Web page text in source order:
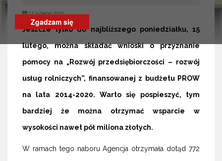
Zgadzam się
12 lutego 2021
Jeszcze tylko do najbliższego poniedziałku, 15
lutego, można składać wnioski o przyznanie
pomocy na „Rozwój przedsiębiorczości – rozwój
usług rolniczych”, finansowanej z budżetu PROW
na lata 2014-2020. Warto się pospieszyć, tym
bardziej że można otrzymać wsparcie w
wysokości nawet pół miliona złotych.
W ramach tego naboru Agencja otrzymała dotąd 772